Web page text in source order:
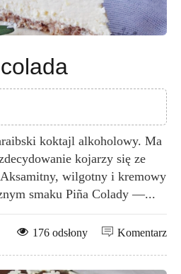
koktajl alkoholowy. Ma
kojarzy się ze
Aksamitny, wilgotny i kremowy
smaku Piña Colady —...
Komentarz
176 odsłony